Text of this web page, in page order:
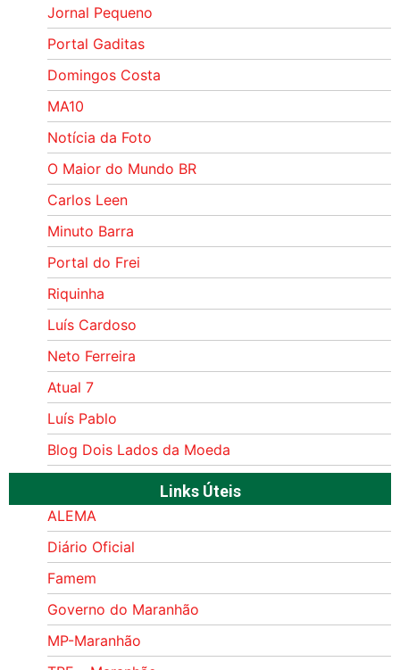
Jornal Pequeno
Portal Gaditas
Domingos Costa
MA10
Notícia da Foto
O Maior do Mundo BR
Carlos Leen
Minuto Barra
Portal do Frei
Riquinha
Luís Cardoso
Neto Ferreira
Atual 7
Luís Pablo
Blog Dois Lados da Moeda
Links Úteis
ALEMA
Diário Oficial
Famem
Governo do Maranhão
MP-Maranhão